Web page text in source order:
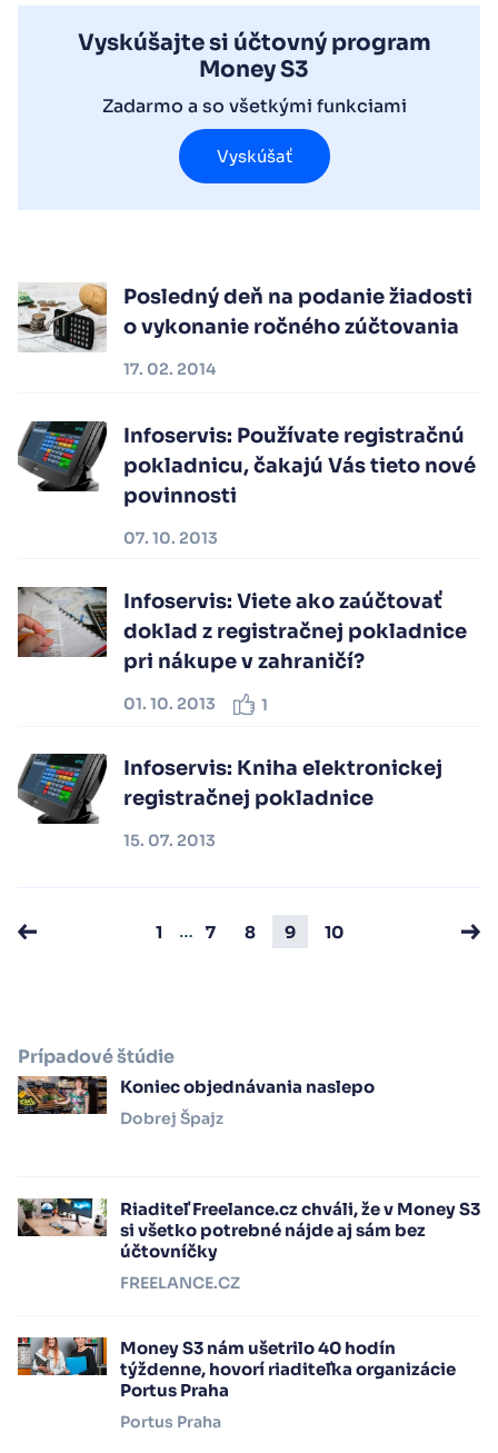
Vyskúšajte si účtovný program
Money S3
Zadarmo a so všetkými funkciami
Vyskúšať
Posledný deň na podanie žiadosti
o vykonanie ročného zúčtovania
17. 02. 2014
Infoservis: Používate registračnú
pokladnicu, čakajú Vás tieto nové
povinnosti
07. 10. 2013
Infoservis: Viete ako zaúčtovať
doklad z registračnej pokladnice
pri nákupe v zahraničí?
01. 10. 2013 1
Infoservis: Kniha elektronickej
registračnej pokladnice
15. 07. 2013
1 … 7 8 9 10
Prípadové štúdie
Koniec objednávania naslepo
Dobrej Špajz
Riaditeľ Freelance.cz chváli, že v Money S3
si všetko potrebné nájde aj sám bez
účtovníčky
FREELANCE.CZ
Money S3 nám ušetrilo 40 hodín
týždenne, hovorí riaditeľka organizácie
Portus Praha
Portus Praha